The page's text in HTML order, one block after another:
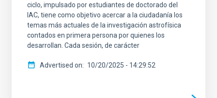
ciclo, impulsado por estudiantes de doctorado del
IAC, tiene como objetivo acercar a la ciudadanía los
temas más actuales de la investigación astrofísica
contados en primera persona por quienes los
desarrollan. Cada sesión, de carácter
Advertised on 10/20/2025 - 14:29:52